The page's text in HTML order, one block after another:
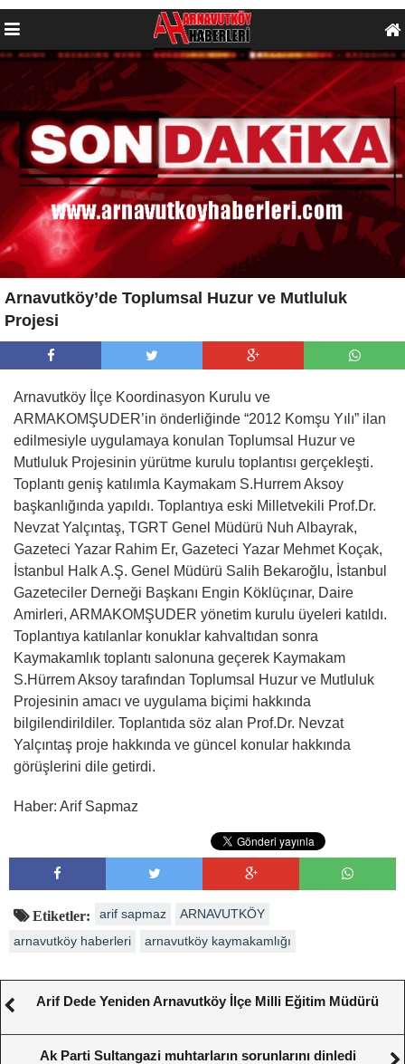
Arnavutköy’de Toplumsal Huzur ve Mutluluk
Projesi
Arnavutköy İlçe Koordinasyon Kurulu ve
ARMAKOMŞUDER’in önderliğinde “2012 Komşu Yılı” ilan
edilmesiyle uygulamaya konulan Toplumsal Huzur ve
Mutluluk Projesinin yürütme kurulu toplantısı gerçekleşti.
Toplantı geniş katılımla Kaymakam S.Hurrem Aksoy
başkanlığında yapıldı. Toplantıya eski Milletvekili Prof.Dr.
Nevzat Yalçıntaş, TGRT Genel Müdürü Nuh Albayrak,
Gazeteci Yazar Rahim Er, Gazeteci Yazar Mehmet Koçak,
İstanbul Halk A.Ş. Genel Müdürü Salih Bekaroğlu, İstanbul
Gazeteciler Derneği Başkanı Engin Köklüçınar, Daire
Amirleri, ARMAKOMŞUDER yönetim kurulu üyeleri katıldı.
Toplantıya katılanlar konuklar kahvaltıdan sonra
Kaymakamlık toplantı salonuna geçerek Kaymakam
S.Hürrem Aksoy tarafından Toplumsal Huzur ve Mutluluk
Projesinin amacı ve uygulama biçimi hakkında
bilgilendirildiler. Toplantıda söz alan Prof.Dr. Nevzat
Yalçıntaş proje hakkında ve güncel konular hakkında
görüşlerini dile getirdi.
Haber: Arif Sapmaz
Etiketler: arif sapmaz
ARNAVUTKÖY
arnavutköy haberleri
arnavutköy kaymakamlığı
Arif Dede Yeniden Arnavutköy İlçe Milli Eğitim Müdürü
Ak Parti Sultangazi muhtarların sorunlarını dinledi